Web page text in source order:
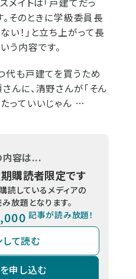
。そのときに学級委員長
い！」と立ち上がって長
う内容です。
代も戸建てを買うため
んに、清野さんが「そん
っていいじゃん …
内容は...
期購読者限定です
読しているメディアの
放題となります。
記事が読み放題！
して読む
申し込む